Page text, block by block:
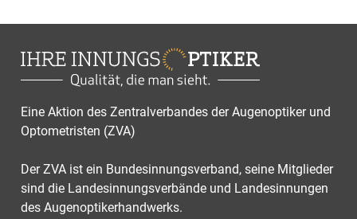
Eine Aktion des Zentralverbandes der Augenoptiker und
Optometristen (ZVA)
Der ZVA ist ein Bundesinnungsverband, seine Mitglieder
sind die Landesinnungsverbände und Landesinnungen
des Augenoptikerhandwerks.